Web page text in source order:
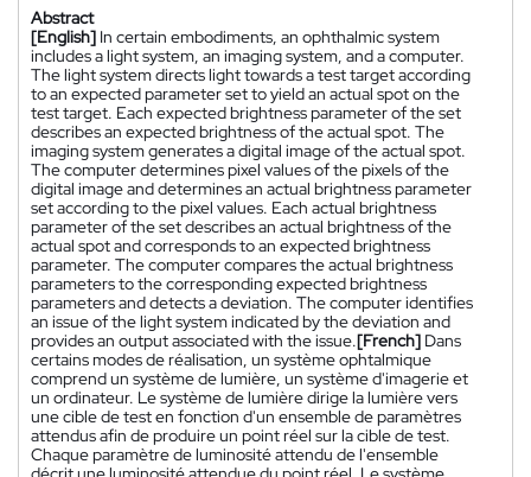
Abstract
[English] In certain embodiments, an ophthalmic system
includes a light system, an imaging system, and a computer.
The light system directs light towards a test target according
to an expected parameter set to yield an actual spot on the
test target. Each expected brightness parameter of the set
describes an expected brightness of the actual spot. The
imaging system generates a digital image of the actual spot.
The computer determines pixel values of the pixels of the
digital image and determines an actual brightness parameter
set according to the pixel values. Each actual brightness
parameter of the set describes an actual brightness of the
actual spot and corresponds to an expected brightness
parameter. The computer compares the actual brightness
parameters to the corresponding expected brightness
parameters and detects a deviation. The computer identifies
an issue of the light system indicated by the deviation and
provides an output associated with the issue.[French] Dans
certains modes de réalisation, un système ophtalmique
comprend un système de lumière, un système d'imagerie et
un ordinateur. Le système de lumière dirige la lumière vers
une cible de test en fonction d'un ensemble de paramètres
attendus afin de produire un point réel sur la cible de test.
Chaque paramètre de luminosité attendu de l'ensemble